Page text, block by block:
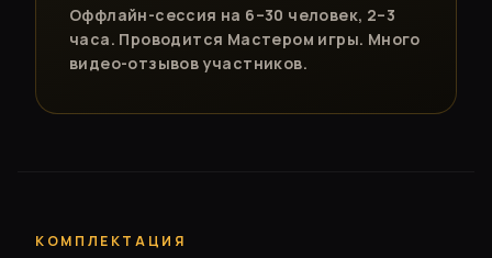
Оффлайн-сессия на 6–30 человек, 2–3
часа. Проводится Мастером игры. Много
видео-отзывов участников.
КОМПЛЕКТАЦИЯ